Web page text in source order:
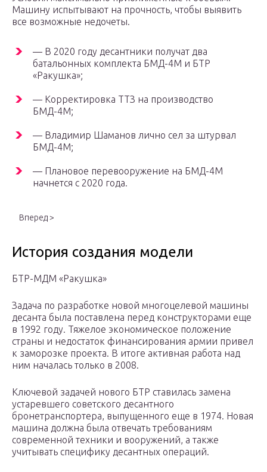
Машину испытывают на прочность, чтобы выявить
все возможные недочеты.
— В 2020 году десантники получат два
батальонных комплекта БМД-4М и БТР
«Ракушка»;
— Корректировка ТТЗ на производство
БМД-4М;
— Владимир Шаманов лично сел за штурвал
БМД-4М;
— Плановое перевооружение на БМД-4М
начнется с 2020 года.
Вперед >
История создания модели
БТР-МДМ «Ракушка»
Задача по разработке новой многоцелевой машины
десанта была поставлена перед конструкторами еще
в 1992 году. Тяжелое экономическое положение
страны и недостаток финансирования армии привел
к заморозке проекта. В итоге активная работа над
ним началась только в 2008.
Ключевой задачей нового БТР ставилась замена
устаревшего советского десантного
бронетранспортера, выпущенного еще в 1974. Новая
машина должна была отвечать требованиям
современной техники и вооружений, а также
учитывать специфику десантных операций.